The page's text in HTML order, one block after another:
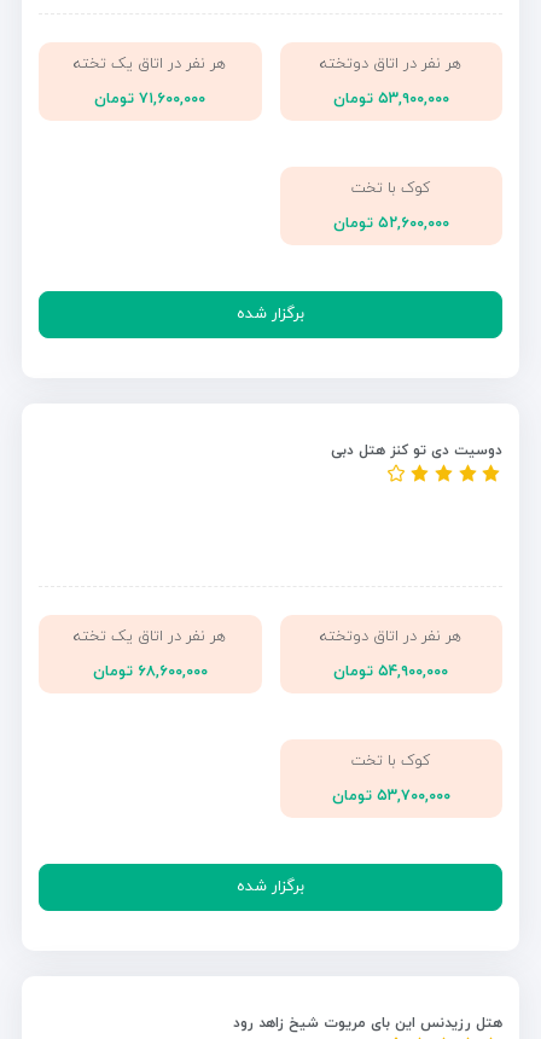
هر نفر در اتاق دوتخته
۵۳,۹۰۰,۰۰۰ تومان
هر نفر در اتاق یک تخته
۷۱,۶۰۰,۰۰۰ تومان
کوک با تخت
۵۲,۶۰۰,۰۰۰ تومان
برگزار شده
دوسیت دی تو کنز هتل دبی
هر نفر در اتاق دوتخته
۵۴,۹۰۰,۰۰۰ تومان
هر نفر در اتاق یک تخته
۶۸,۶۰۰,۰۰۰ تومان
کوک با تخت
۵۳,۷۰۰,۰۰۰ تومان
برگزار شده
هتل رزیدنس این بای مریوت شیخ زاهد رود